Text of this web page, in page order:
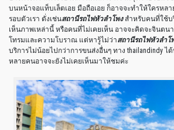
บนหน้าจอแท็บเล็ตเอย มือถือเอย ก็อาจจะทำให้ใครหล
รอบตัวเรา ดั่งเช่นสถานีรถไฟหัวลำโพงสำหรับคนที่ใช้บ
เห็นภาพเหล่านี้ หรือคนที่ไม่เคยเห็น อาจจะคิดจะจินตน
โทรมและความโบราณ แต่หารู้ไม่ว่าสถานีรถไฟหัวลำโ
บริการไม่น้อยไปกว่าการขนส่งอื่นๆ ทาง thailandindy
หลายคนอาจจะยังไม่เคยเห็นมาให้ชมค่ะ